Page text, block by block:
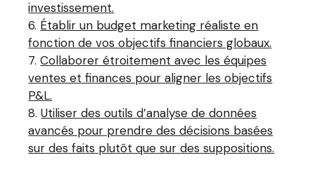
investissement.
Établir un budget marketing réaliste en
fonction de vos objectifs financiers globaux.
Collaborer étroitement avec les équipes
ventes et finances pour aligner les objectifs
P&L.
Utiliser des outils d’analyse de données
avancés pour prendre des décisions basées
sur des faits plutôt que sur des suppositions.